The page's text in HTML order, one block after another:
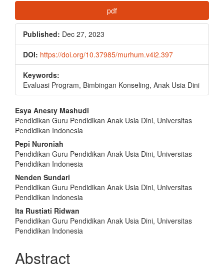
pdf
Published: Dec 27, 2023
DOI: https://doi.org/10.37985/murhum.v4i2.397
Keywords:
Evaluasi Program, Bimbingan Konseling, Anak Usia Dini
Main
Article
Content
Esya Anesty Mashudi
Pendidikan Guru Pendidikan Anak Usia Dini, Universitas
Pendidikan Indonesia
Pepi Nuroniah
Pendidikan Guru Pendidikan Anak Usia Dini, Universitas
Pendidikan Indonesia
Nenden Sundari
Pendidikan Guru Pendidikan Anak Usia Dini, Universitas
Pendidikan Indonesia
Ita Rustiati Ridwan
Pendidikan Guru Pendidikan Anak Usia Dini, Universitas
Pendidikan Indonesia
Abstract